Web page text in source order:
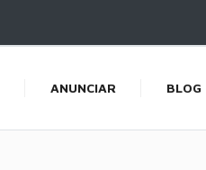
ANUNCIAR BLOG